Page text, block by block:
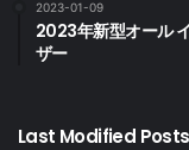
2023-01-09
2023年新型オール
ザー
Last Modified Posts